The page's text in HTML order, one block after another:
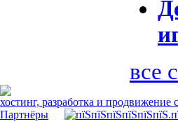
все
хостинг, разработка и
Партнёры